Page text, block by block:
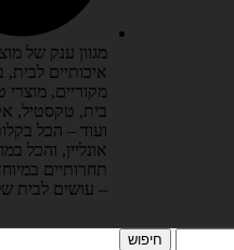
מגוון ענק של
איכותיים
מקוריים, מוצרי
בית, טקסטיל,
ועוד – הכל
אונליין, והכל
– עושים לבית
חיפוש